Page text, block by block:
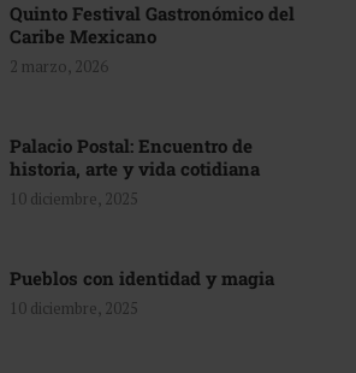
Quinto Festival Gastronómico del
Caribe Mexicano
2 marzo, 2026
Palacio Postal: Encuentro de
historia, arte y vida cotidiana
10 diciembre, 2025
Pueblos con identidad y magia
10 diciembre, 2025